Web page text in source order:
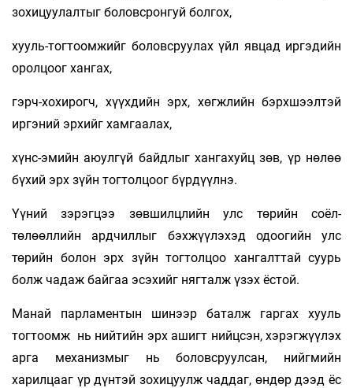
зохицуулалтыг боловсронгуй болгох,
хууль-тогтоомжийг боловсруулах үйл явцад иргэдийн
оролцоог хангах,
гэрч-хохирогч, хүүхдийн эрх, хөгжлийн бэрхшээлтэй
иргэний эрхийг хамгаалах,
хүнс-эмийн аюулгүй байдлыг хангахуйц зөв, үр нөлөө
бүхий эрх зүйн тогтолцоог бүрдүүлнэ.
Үүний зэрэгцээ зөвшилцлийн улс төрийн соёл-
төлөөллийн ардчиллыг бэхжүүлэхэд одоогийн улс
төрийн болон эрх зүйн тогтолцоо хангалттай суурь
болж чадаж байгаа эсэхийг нягталж үзэх ёстой.
Манай парламентын шинээр баталж гаргах хууль
тогтоомж нь нийтийн эрх ашигт нийцсэн, хэрэгжүүлэх
арга механизмыг нь боловсруулсан, нийгмийн
харилцааг үр дүнтэй зохицуулж чаддаг, өндөр дээд ёс